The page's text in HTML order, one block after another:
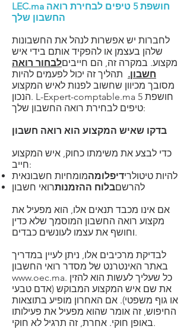
LEC.ma חושפת 5 טיפים לבחירת רואה
החשבון שלך
לחברות יש אפשרות לנהל את החשבונות
שלהן בעצמן או להפקיד אותם בידי איש
מקצוע. במקרה זה, הם חייביםלבחור רואה
חשבון. תהליך זה יכול לפעמים להיות
מסובך מכיוון שחשוב לפנות לאיש המקצוע
הנכון. L-Expert-comptable.ma חושפת 5
טיפים לבחירת רואה החשבון שלך:
כדי לבצע את משימתו כחוק, איש המקצוע
חייב:
להיות טיטולרידיפלומהמומחיות חשבונאית
להרשםבלוח ההזמנותרואי חשבון
אם אינו מכבד תנאים אלו, הוא מפעיל את
מקצוע רואה החשבון המוסמך שלא כדין
וחושף את עצמו לעונשים כבדים.
לבדיקת מרכיבים אלו, ניתן לעיין במדריך
באתר האינטרנט של מסדר רואי החשבון
www.oec.ma. כל שעליך לעשות הוא להזין
את שם איש המקצוע המבוקש (אדם טבעי
או גוף משפטי). אם האחרון מופיע בתוצאות
החיפוש, זה אומר שהוא מפעיל את פעילותו
באופן חוקי. אחרת, זה תרגיל לא חוקי.